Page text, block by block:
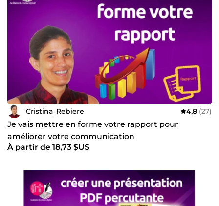
Cristina_Rebiere 4,8 (27)
Je vais mettre en forme votre rapport pour
améliorer votre communication
À partir de 18,73 $US